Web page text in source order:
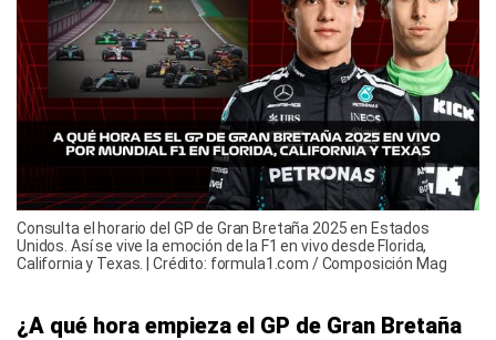
Consulta el horario del GP de Gran Bretaña 2025 en Estados
Unidos. Así se vive la emoción de la F1 en vivo desde Florida,
California y Texas. | Crédito: formula1.com / Composición Mag
¿A qué hora empieza el GP de Gran Bretaña